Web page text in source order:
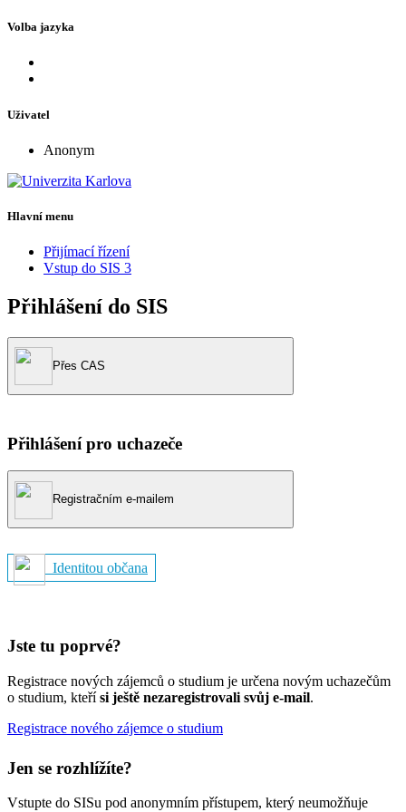
Volba jazyka
Uživatel
Anonym
Hlavní menu
Přijímací řízení
Vstup do SIS 3
Přihlášení do SIS
Přes CAS
Přihlášení pro uchazeče
Registračním e-mailem
Identitou občana
Jste tu poprvé?
Registrace nových zájemců o studium je určena novým uchazečům
o studium, kteřísi ještě nezaregistrovali svůj e-mail.
Registrace nového zájemce o studium
Jen se rozhlížíte?
Vstupte do SISu pod anonymním přístupem, který neumožňuje